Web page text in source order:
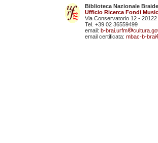
Biblioteca Nazionale
Ufficio Ricerca Fondi
Via Conservatorio 12 - 20122
Tel. +39 02 36559499
email: b-brai.urfm
email certificata: mbac-b-brai